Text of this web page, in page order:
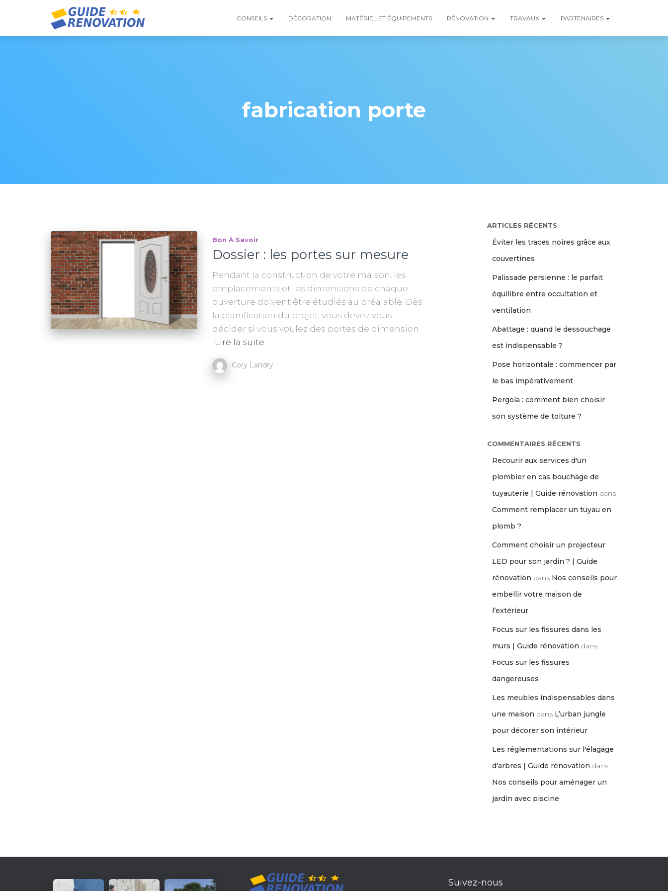
CONSEILS DÉCORATION MATÉRIEL ET ÉQUIPEMENTS RÉNOVATION TRAVAUX PARTENAIRES
fabrication porte
Bon À Savoir
Dossier : les portes sur mesure
Pendant la construction de votre maison, les
emplacements et les dimensions de chaque
ouverture doivent être étudiés au préalable. Dès
la planification du projet, vous devez vous
décider si vous voulez des portes de dimension
Lire la suite
Cory Landry
ARTICLES RÉCENTS
Éviter les traces noires grâce aux
couvertines
Palissade persienne : le parfait
équilibre entre occultation et
ventilation
Abattage : quand le dessouchage
est indispensable ?
Pose horizontale : commencer par
le bas impérativement
Pergola : comment bien choisir
son système de toiture ?
COMMENTAIRES RÉCENTS
Recourir aux services d'un
plombier en cas bouchage de
tuyauterie | Guide rénovation dans
Comment remplacer un tuyau en
plomb ?
Comment choisir un projecteur
LED pour son jardin ? | Guide
rénovation dans Nos conseils pour
embellir votre maison de
l’extérieur
Focus sur les fissures dans les
murs | Guide rénovation dans
Focus sur les fissures
dangereuses
Les meubles indispensables dans
une maison dans L’urban jungle
pour décorer son intérieur
Les réglementations sur l'élagage
d'arbres | Guide rénovation dans
Nos conseils pour aménager un
jardin avec piscine
Suivez-nous